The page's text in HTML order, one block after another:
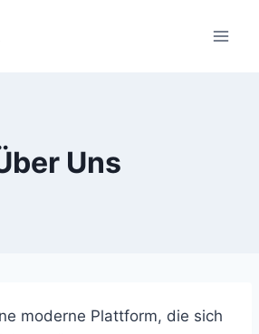
Uns
moderne Plattform, die sich